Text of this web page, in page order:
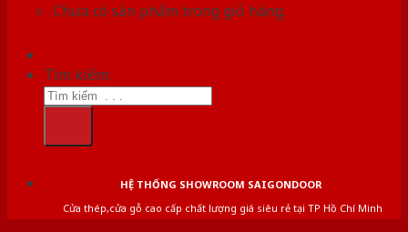
Chưa có sản phẩm trong giỏ hàng.
Tìm kiếm:
HỆ THỐNG SHOWROOM SAIGONDOOR
Cửa thép,cửa gỗ cao cấp chất lượng giá siêu rẻ tại TP Hồ Chí Minh